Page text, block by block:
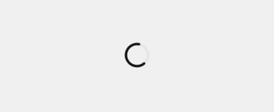
로
드